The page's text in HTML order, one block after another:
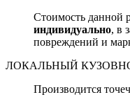
Стоимость данной
индивидуально, в
повреждений и
ЛОКАЛЬНЫЙ
Производится